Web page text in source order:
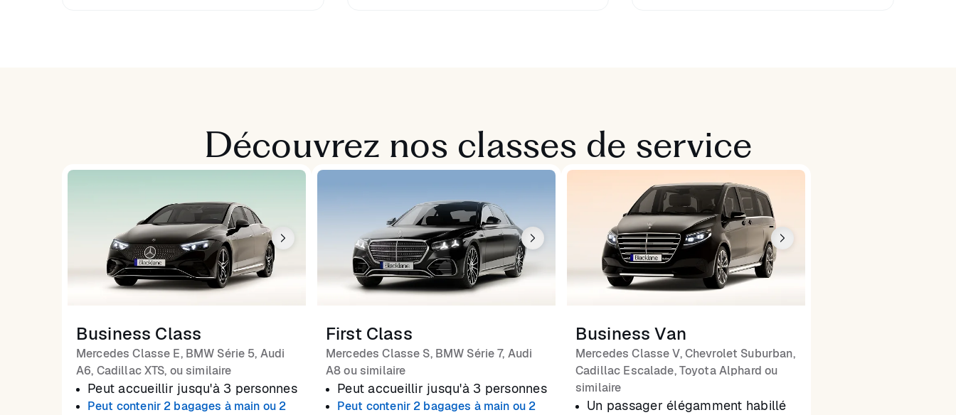
Découvrez nos classes de service
Business Class
Mercedes Classe E, BMW Série 5, Audi
A6, Cadillac XTS, ou similaire
Peut accueillir jusqu'à 3 personnes
Peut contenir 2 bagages à main ou 2
First Class
Mercedes Classe S, BMW Série 7, Audi
A8 ou similaire
Peut accueillir jusqu'à 3 personnes
Peut contenir 2 bagages à main ou 2
Business Van
Mercedes Classe V, Chevrolet Suburban,
Cadillac Escalade, Toyota Alphard ou
similaire
Un passager élégamment habillé